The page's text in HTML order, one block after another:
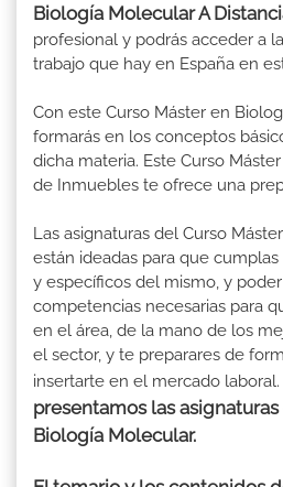
Biología Molecular A
profesional y podrás acceder a
trabajo que hay en España en
Con este Curso Máster en
formarás en los conceptos
dicha materia. Este Curso
de Inmuebles te ofrece una
Las asignaturas del Curso
están ideadas para que
y específicos del mismo, y
competencias necesarias para
en el área, de la mano de los
el sector, y te preparares de
insertarte en el mercado laboral.
presentamos las
Biología Molecular.